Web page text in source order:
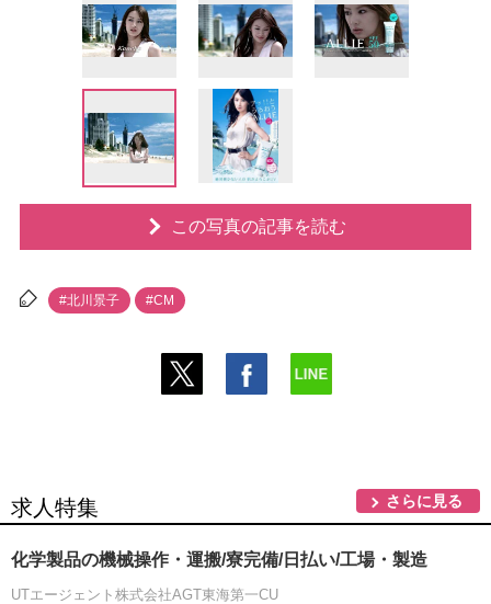
この写真の記事を読む
#北川景子 #CM
求人特集 さらに見る
化学製品の機械操作・運搬/寮完備/日払い/工場・製造
UTエージェント株式会社AGT東海第一CU